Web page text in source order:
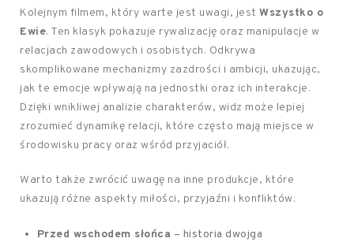
Kolejnym filmem, który warte jest uwagi, jest Wszystko o
Ewie. Ten klasyk pokazuje rywalizację oraz manipulacje w
relacjach zawodowych i osobistych. Odkrywa
skomplikowane mechanizmy zazdrości i ambicji, ukazując,
jak te emocje wpływają na jednostki oraz ich interakcje.
Dzięki wnikliwej analizie charakterów, widz może lepiej
zrozumieć dynamikę relacji, które często mają miejsce w
środowisku pracy oraz wśród przyjaciół.
Warto także zwrócić uwagę na inne produkcje, które
ukazują różne aspekty miłości, przyjaźni i konfliktów:
Przed wschodem słońca – historia dwojga